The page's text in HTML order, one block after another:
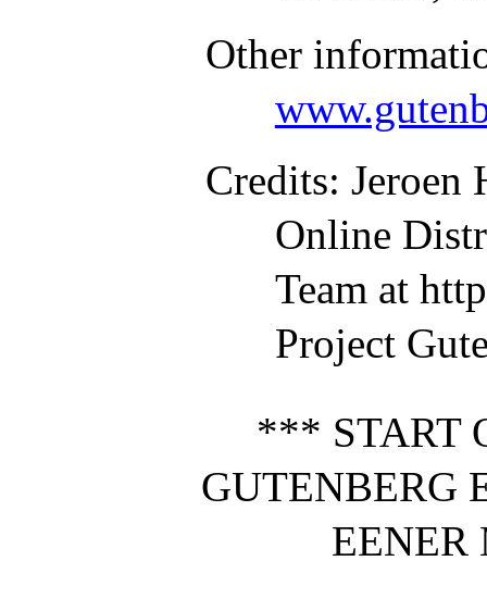
Other
Credits: Jeroen
Online
Team at
Project
*** START
GUTENBERG